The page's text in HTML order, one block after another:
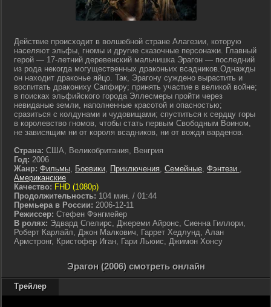
Действие происходит в волшебной стране Алагезии, которую
населяют эльфы, гномы и другие сказочные персонажи. Главный
герой — 17-летний деревенский мальчишка Эрагон — последний
из рода некогда могущественных драконьих всадников.Однажды
он находит драконье яйцо. Так, Эрагону суждено вырастить и
воспитать дракониху Сапфиру; принять участие в великой войне;
в поисках эльфийского города Эллесмеры пройти через
невиданые земли, наполненные красотой и опасностью;
сразиться с колдунами и чудовищами; спуститься к сердцу горы
в королевство гномов, чтобы стать первым Свободным Воином,
не зависящим ни от короля всадников, ни от вождя варденов.
Страна: США, Великобритания, Венгрия
Год: 2006
Жанр: Фильмы, Боевики, Приключения, Семейные, Фэнтези ,
Американские
Качество: FHD (1080p)
Продолжительность: 104 мин. / 01:44
Премьера в России: 2006-12-11
Режиссер: Стефен Фэнгмейер
В ролях: Эдвард Спелирс, Джереми Айронс, Сиенна Гиллори,
Роберт Карлайл, Джон Малкович, Гаррет Хедлунд, Алан
Армстронг, Кристофер Иган, Гари Льюис, Джимон Хонсу
Эрагон (2006) смотреть онлайн
Трейлер